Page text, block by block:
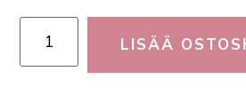
LISÄÄ